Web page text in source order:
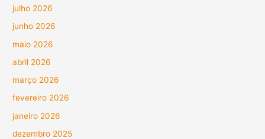
julho 2026
junho 2026
maio 2026
abril 2026
março 2026
fevereiro 2026
janeiro 2026
dezembro 2025